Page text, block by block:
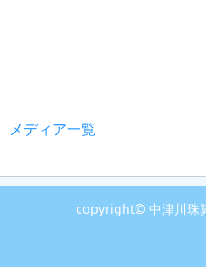
メディア一覧
copyright© 中津川珠